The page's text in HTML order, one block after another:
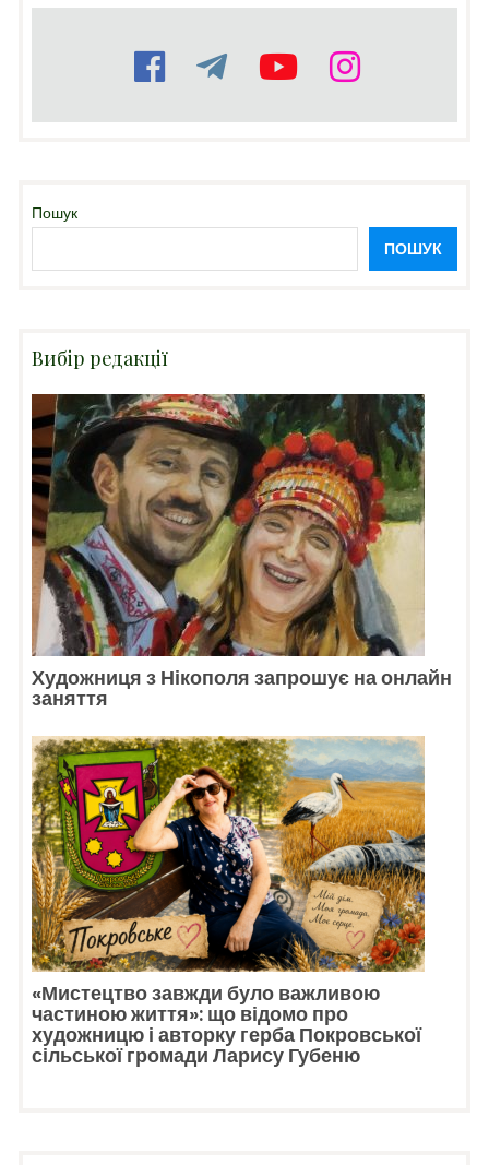
Пошук
ПОШУК
Вибір редакції
Художниця з Нікополя запрошує на онлайн
заняття
«Мистецтво завжди було важливою
частиною життя»: що відомо про
художницю і авторку герба Покровської
сільської громади Ларису Губеню